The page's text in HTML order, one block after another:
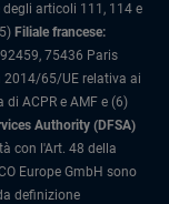
articoli 111, 114 e
Filiale francese:
75436 Paris
2014/65/UE relativa ai
ACPR e AMF e (6)
Authority (DFSA)
con l'Art. 48 della
Europe GmbH sono
definizione